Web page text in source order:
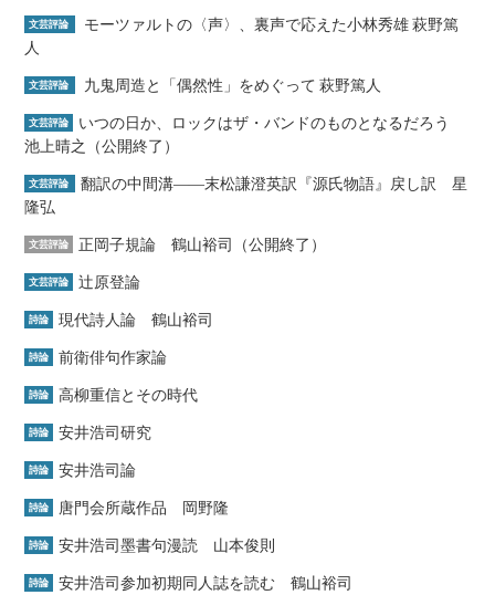
文芸評論
モーツァルトの〈声〉、裏声で応えた小林秀雄 萩野篤
人
文芸評論 九鬼周造と「偶然性」をめぐって 萩野篤人
文芸評論
いつの日か、ロックはザ・バンドのものとなるだろう
池上晴之（公開終了）
文芸評論
翻訳の中間溝――末松謙澄英訳『源氏物語』戻し訳 星
隆弘
文芸評論 正岡子規論 鶴山裕司（公開終了）
文芸評論 辻原登論
詩論 現代詩人論 鶴山裕司
詩論 前衛俳句作家論
詩論 高柳重信とその時代
詩論 安井浩司研究
詩論 安井浩司論
詩論 唐門会所蔵作品 岡野隆
詩論 安井浩司墨書句漫読 山本俊則
詩論 安井浩司参加初期同人誌を読む 鶴山裕司